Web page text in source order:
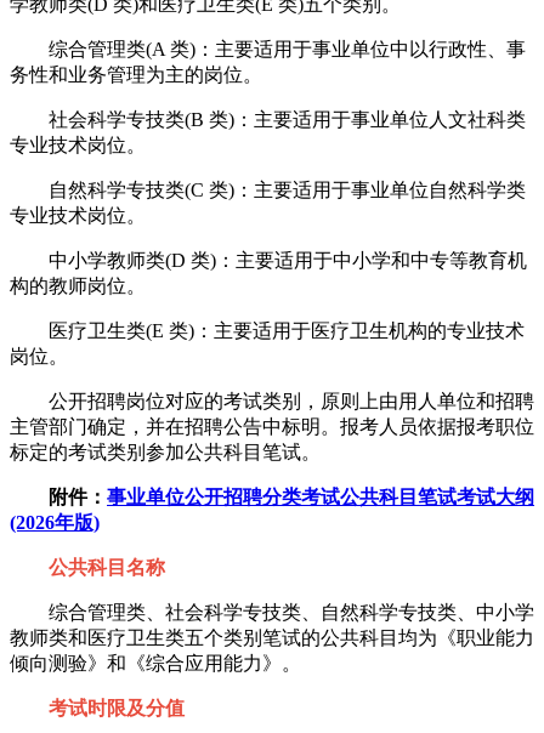
学教师类(D 类)和医疗卫生类(E 类)五个类别。
综合管理类(A 类)：主要适用于事业单位中以行政性、事
务性和业务管理为主的岗位。
社会科学专技类(B 类)：主要适用于事业单位人文社科类
专业技术岗位。
自然科学专技类(C 类)：主要适用于事业单位自然科学类
专业技术岗位。
中小学教师类(D 类)：主要适用于中小学和中专等教育机
构的教师岗位。
医疗卫生类(E 类)：主要适用于医疗卫生机构的专业技术
岗位。
公开招聘岗位对应的考试类别，原则上由用人单位和招聘
主管部门确定，并在招聘公告中标明。报考人员依据报考职位
标定的考试类别参加公共科目笔试。
附件： 事业单位公开招聘分类考试公共科目笔试考试大纲
(2026年版)
公共科目名称
综合管理类、社会科学专技类、自然科学专技类、中小学
教师类和医疗卫生类五个类别笔试的公共科目均为《职业能力
倾向测验》和《综合应用能力》。
考试时限及分值